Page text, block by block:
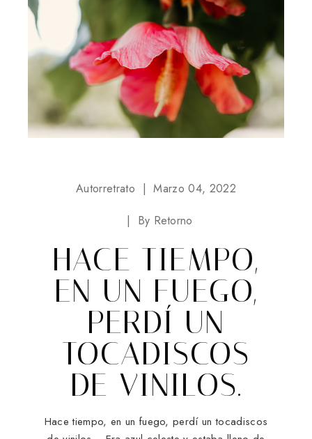
Autorretrato
Marzo 04, 2022
By Retorno
HACE TIEMPO,
EN UN FUEGO,
PERDÍ UN
TOCADISCOS
DE VINILOS.
Hace tiempo, en un fuego, perdí un tocadiscos